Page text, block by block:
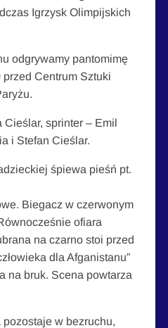
Igrzysk Olimpijskich
odgrywamy pantomimę
Centrum Sztuki
Cieślar, sprinter – Emil
i Stefan Cieślar.
śpiewa pieśń pt.
Biegacz w czerwonym
ofiara
na czarno stoi przed
dla Afganistanu”
na bruk. Scena powtarza
w bezruchu,